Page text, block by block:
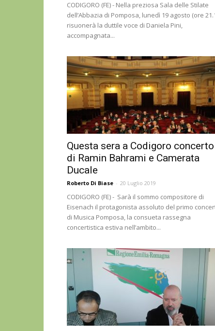
CODIGORO (FE) - Nella preziosa Sala delle Stilate
dell’Abbazia di Pomposa, lunedì 19 agosto (ore
risuonerà la duttile voce di Daniela Pini,
accompagnata...
Questa sera a Codigoro concerto
di Ramin Bahrami e Camerata
Ducale
Roberto Di Biase - 20 Luglio 2019
CODIGORO (FE) - Sarà il sommo compositore di
Eisenach il protagonista assoluto del primo
di Musica Pomposa, la consueta rassegna
concertistica estiva nell’ambito...